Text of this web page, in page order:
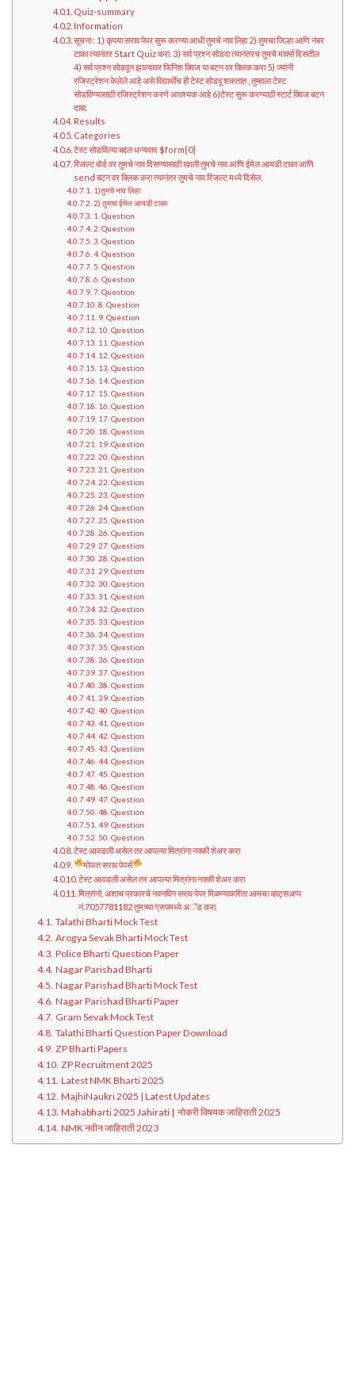
Quiz-summary
Information
सूचना : 1) कृपया सराव पेपर सुरू करण्या आधी तुमचे नाव लिहा 2) तुमचा जिल्हा आणि नंबर
टाका त्यानंतर Start Quiz करा. 3) सर्व प्रश्न सोडवा त्यानंतरच तुमचे मार्क्स दिसतील
4) सर्व प्रश्न सोडवून झाल्यावर फिनिश क्विज या बटन वर क्लिक करा 5) ज्यांनी
रजिस्ट्रेशन केलेले आहे असे विद्यार्थीच ही टेस्ट सोडवू शकतात , तुम्हाला टेस्ट
सोडविण्यासाठी रजिस्ट्रेशन करणे आवश्यक आहे 6)टेस्ट सुरू करण्याठी स्टार्ट क्विज बटन
दाबा.
Results
Categories
टेस्ट सोडविल्या बद्दल धन्यवाद $form{0}
रिजल्ट बोर्ड वर तुमचे नाव दिसण्यासाठी खाली तुमचे नाव आणि ईमेल आयडी टाका आणि
send बटन वर क्लिक करा त्यानंतर तुमचे नाव रिजल्ट मध्ये दिसेल.
1)तुमचे नाव लिहा
2) तुमचा ईमेल आयडी टाका
1. Question
2. Question
3. Question
4. Question
5. Question
6. Question
7. Question
8. Question
9. Question
10. Question
11. Question
12. Question
13. Question
14. Question
15. Question
16. Question
17. Question
18. Question
19. Question
20. Question
21. Question
22. Question
23. Question
24. Question
25. Question
26. Question
27. Question
28. Question
29. Question
30. Question
31. Question
32. Question
33. Question
34. Question
35. Question
36. Question
37. Question
38. Question
39. Question
40. Question
41. Question
42. Question
43. Question
44. Question
45. Question
46. Question
47. Question
48. Question
49. Question
50. Question
टेस्ट आवडली असेल तर आपल्या मित्रांना नक्की शेअर करा
मोफत सराव पेपर्स
टेस्ट आवडली असेल तर आपल्या मित्रांना नक्की शेअर करा
मित्रांनो, अशाच प्रकारचे नवनविन सराव पेपर मिळण्याकरिता आमचा व्हाट्सअप्प
नं.7057781182 तुमच्या ग्रुपमध्ये अॅड करा.
Talathi Bharti Mock Test
Arogya Sevak Bharti Mock Test
Police Bharti Question Paper
Nagar Parishad Bharti
Nagar Parishad Bharti Mock Test
Nagar Parishad Bharti Paper
Gram Sevak Mock Test
Talathi Bharti Question Paper Download
ZP Bharti Papers
ZP Recruitment 2025
Latest NMK Bharti 2025
MajhiNaukri 2025 | Latest Updates
Mahabharti 2025 Jahirati | नोकरी विषयक जाहिराती 2025
NMK नवीन जाहिराती 2023